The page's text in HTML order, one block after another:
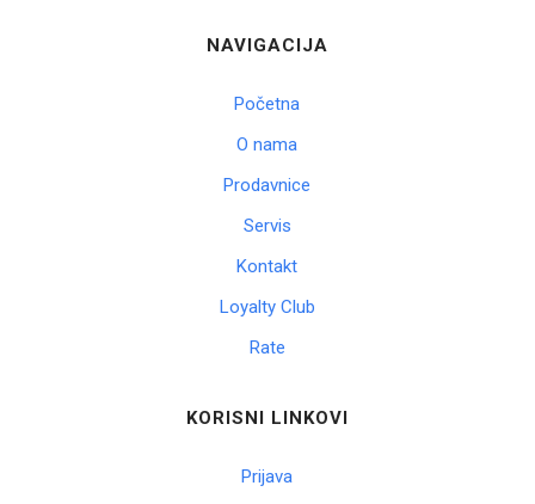
NAVIGACIJA
Početna
O nama
Prodavnice
Servis
Kontakt
Loyalty Club
Rate
KORISNI LINKOVI
Prijava